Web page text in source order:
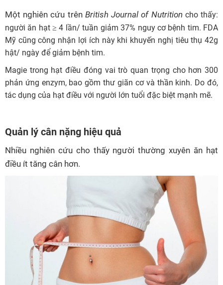
Một nghiên cứu trên British Journal of Nutrition cho thấy:
người ăn hạt ≥ 4 lần/ tuần giảm 37% nguy cơ bệnh tim. FDA
Mỹ cũng công nhận lợi ích này khi khuyến nghị tiêu thụ 42g
hật/ ngày để giảm bệnh tim.
Magie trong hạt điều đóng vai trò quan trọng cho hơn 300
phản ứng enzym, bao gồm thư giãn cơ và thần kinh. Do đó,
tác dụng của hạt điều với người lớn tuổi đặc biệt mạnh mẽ.
Quản lý cân nặng hiệu quả
Nhiều nghiên cứu cho thấy người thường xuyên ăn hạt
điều ít tăng cân hơn.